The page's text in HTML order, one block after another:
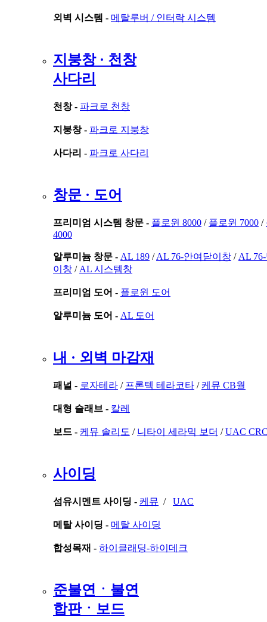
외벽 시스템 - 메탈루버 / 인터락 시스템
지붕창 · 천창
사다리
천창 - 파크로 천창
지붕창 - 파크로 지붕창
사다리 - 파크로 사다리
창문 · 도어
프리미엄 시스템 창문 - 플로윈 8000 / 플로윈 7000 /
4000
알루미늄 창문 - AL 189 /AL 76-안여닫이창 / AL
이창 / AL 시스템창
프리미엄 도어 - 플로윈 도어
알루미늄 도어 - AL 도어
내 · 외벽 마감재
패널 - 로자테라 / 프론텍 테라코타 / 케뮤 CB월
대형 슬래브 - 칼레
보드 - 케뮤 솔리도 / 니타이 세라믹 보더 /UAC
사이딩
섬유시멘트 사이딩 - 케뮤 / UAC
메탈 사이딩 - 메탈 사이딩
합성목재 - 하이클래딩-하이데크
준불연ㆍ불연
합판ㆍ보드